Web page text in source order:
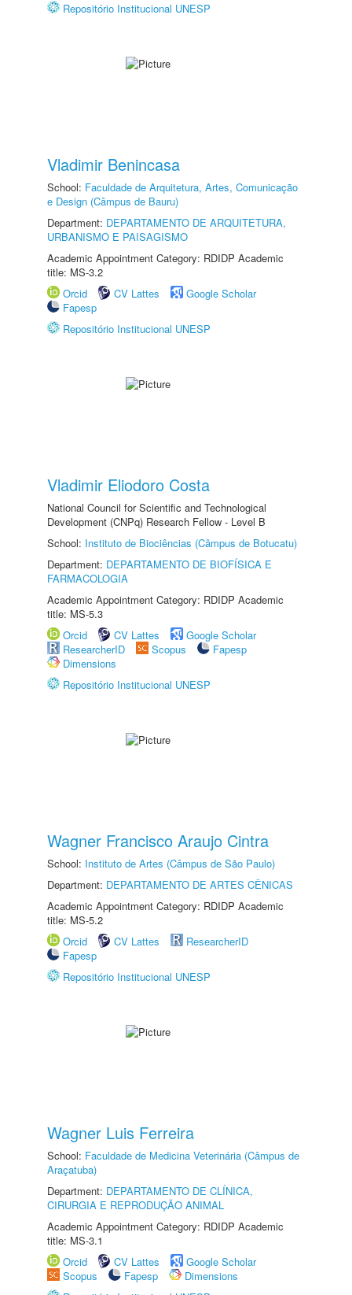
Repositório Institucional UNESP
Vladimir Benincasa
School: Faculdade de Arquitetura, Artes, Comunicação
e Design (Câmpus de Bauru)
Department: DEPARTAMENTO DE ARQUITETURA,
URBANISMO E PAISAGISMO
Academic Appointment Category: RDIDP Academic
title: MS-3.2
Orcid
CV Lattes
Google Scholar
Fapesp
Repositório Institucional UNESP
Vladimir Eliodoro Costa
National Council for Scientific and Technological
Development (CNPq) Research Fellow - Level B
School: Instituto de Biociências (Câmpus de Botucatu)
Department: DEPARTAMENTO DE BIOFÍSICA E
FARMACOLOGIA
Academic Appointment Category: RDIDP Academic
title: MS-5.3
Orcid
CV Lattes
Google Scholar
ResearcherID
Scopus
Fapesp
Dimensions
Repositório Institucional UNESP
Wagner Francisco Araujo Cintra
School: Instituto de Artes (Câmpus de São Paulo)
Department: DEPARTAMENTO DE ARTES CÊNICAS
Academic Appointment Category: RDIDP Academic
title: MS-5.2
Orcid
CV Lattes
ResearcherID
Fapesp
Repositório Institucional UNESP
Wagner Luis Ferreira
School: Faculdade de Medicina Veterinária (Câmpus de
Araçatuba)
Department: DEPARTAMENTO DE CLÍNICA,
CIRURGIA E REPRODUÇÃO ANIMAL
Academic Appointment Category: RDIDP Academic
title: MS-3.1
Orcid
CV Lattes
Google Scholar
Scopus
Fapesp
Dimensions